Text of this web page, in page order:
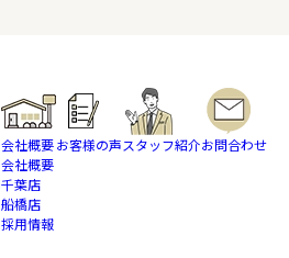
会社概要
会社概要
千葉店
船橋店
採用情報
お客様の声スタッフ紹介お問合わせ